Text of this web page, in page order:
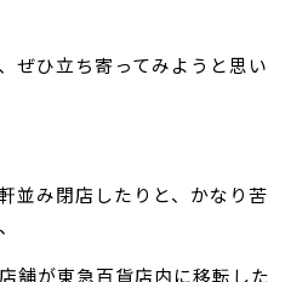
ぜひ立ち寄ってみようと思い
並み閉店したりと、かなり苦
舗が東急百貨店内に移転した